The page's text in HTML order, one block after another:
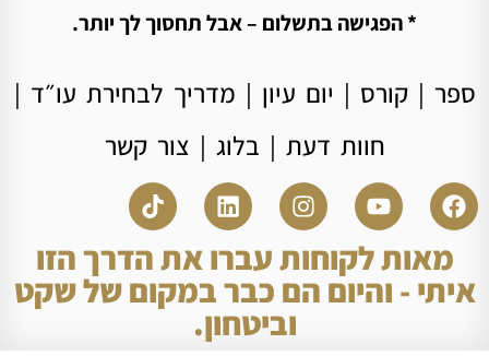
* הפגישה בתשלום – אבל תחסוך לך יותר.
ספר |קורס | יום עיון | מדריך לבחירת עו״ד |
חוות דעת | בלוג | צור קשר
מאות לקוחות עברו את הדרך הזו
איתי - והיום הם כבר במקום של שקט
וביטחון.